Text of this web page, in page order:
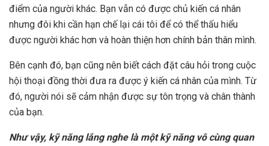
điểm của người khác. Bạn vẫn có được chủ kiến cá nhân
nhưng đôi khi cần hạn chế lại cái tôi để có thể thấu hiểu
được người khác hơn và hoàn thiện hơn chính bản thân mình.
Bên cạnh đó, bạn cũng nên biết cách đặt câu hỏi trong cuộc
hội thoại đồng thời đưa ra được ý kiến cá nhân của mình. Từ
đó, người nói sẽ cảm nhận được sự tôn trọng và chân thành
của bạn.
Như vậy, kỹ năng lắng nghe là một kỹ năng vô cùng quan